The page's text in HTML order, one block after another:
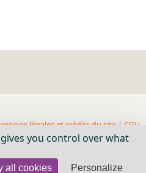
légales et crédits du site | CGU
you control over what
all cookies Personalize